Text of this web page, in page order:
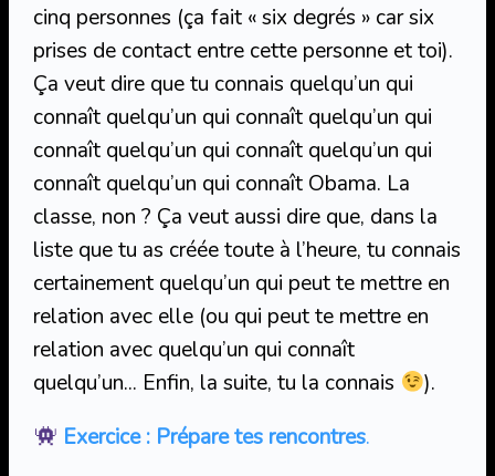
cinq personnes (ça fait « six degrés » car six
prises de contact entre cette personne et toi).
Ça veut dire que tu connais quelqu’un qui
connaît quelqu’un qui connaît quelqu’un qui
connaît quelqu’un qui connaît quelqu’un qui
connaît quelqu’un qui connaît Obama. La
classe, non ? Ça veut aussi dire que, dans la
liste que tu as créée toute à l’heure, tu connais
certainement quelqu’un qui peut te mettre en
relation avec elle (ou qui peut te mettre en
relation avec quelqu’un qui connaît
quelqu’un… Enfin, la suite, tu la connais
).
Exercice : Prépare tes rencontres.